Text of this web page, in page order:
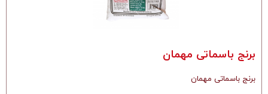
برنج باسماتی مهمان
برنج باسماتی مهمان